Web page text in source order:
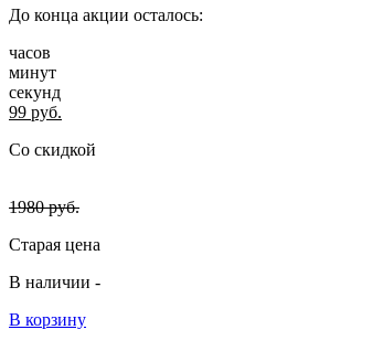
До конца акции осталось:
часов
минут
секунд
99 руб.
Со скидкой
1980руб.
Старая цена
В наличии -
В корзину